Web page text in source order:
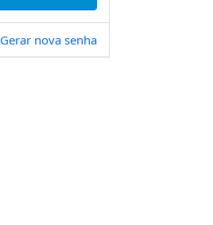
Gerar nova senha